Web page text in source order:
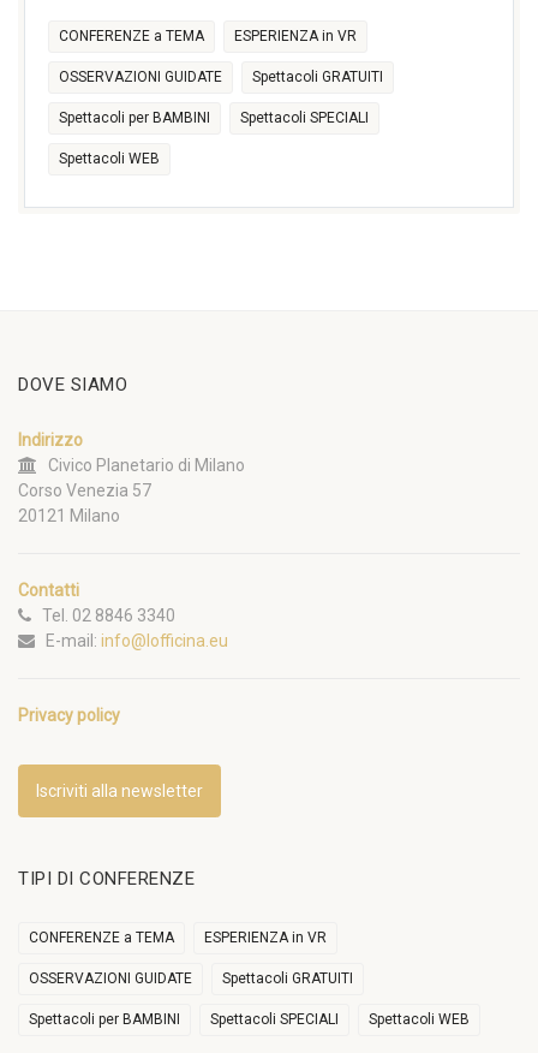
CONFERENZE a TEMA ESPERIENZA in VR
OSSERVAZIONI GUIDATE Spettacoli GRATUITI
Spettacoli per BAMBINI Spettacoli SPECIALI
Spettacoli WEB
DOVE SIAMO
Indirizzo
Civico Planetario di Milano
Corso Venezia 57
20121 Milano
Contatti
Tel. 02 8846 3340
E-mail: info@lofficina.eu
Privacy policy
Iscriviti alla newsletter
TIPI DI CONFERENZE
CONFERENZE a TEMA ESPERIENZA in VR
OSSERVAZIONI GUIDATE Spettacoli GRATUITI
Spettacoli per BAMBINI Spettacoli SPECIALI Spettacoli WEB